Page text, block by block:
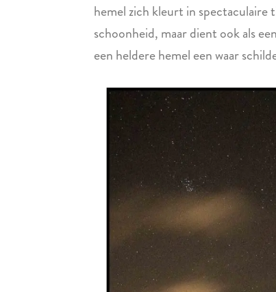
hemel zich kleurt in spectaculaire
schoonheid, maar dient ook als
een heldere hemel een waar